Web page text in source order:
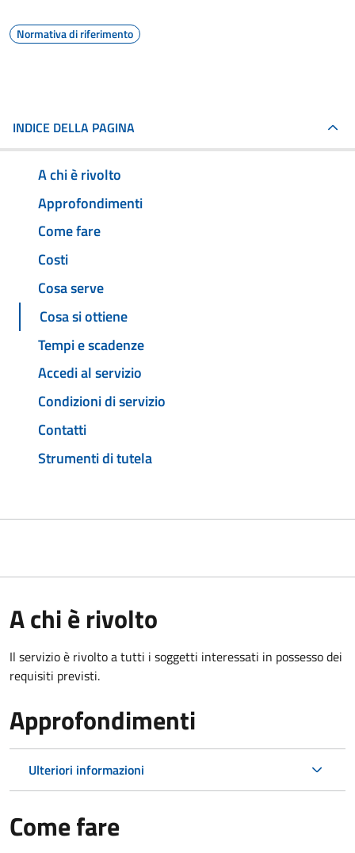
Normativa di riferimento
INDICE DELLA PAGINA
A chi è rivolto
Approfondimenti
Come fare
Costi
Cosa serve
Cosa si ottiene
Tempi e scadenze
Accedi al servizio
Condizioni di servizio
Contatti
Strumenti di tutela
A chi è rivolto
Il servizio è rivolto a tutti i soggetti interessati in possesso dei
requisiti previsti.
Approfondimenti
Ulteriori informazioni
Come fare